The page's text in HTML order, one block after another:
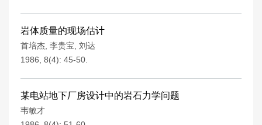
岩体质量的现场估计
首培杰 李贵宝 刘达
1986, 8(4): 45-50.
某电站地下厂房设计中的岩石力学问题
韦敏才